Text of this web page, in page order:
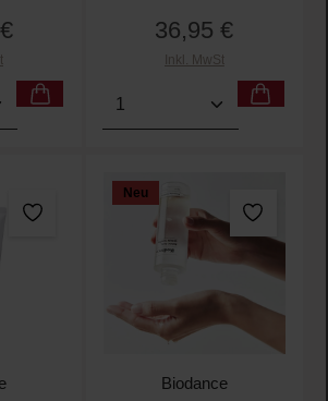
Preis:
Gib den gewünschten Wert ein
Regulärer Preis:
36,95 €
Inkl. MwSt
Produkt Anzahl: Gib
Neu
Biodance